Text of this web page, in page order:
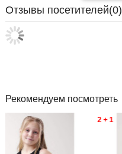
Отзывы посетителей(0)
Рекомендуем посмотреть
2 + 1